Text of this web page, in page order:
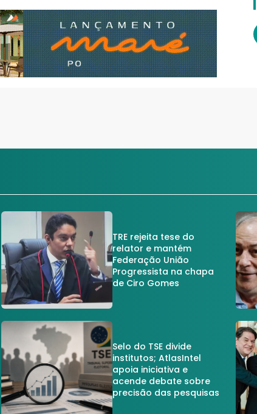
TRE rejeita tese do
relator e mantém
Federação União
Progressista na chapa
de Ciro Gomes
Selo do TSE divide
institutos; AtlasIntel
apoia iniciativa e
acende debate sobre
precisão das pesquisas